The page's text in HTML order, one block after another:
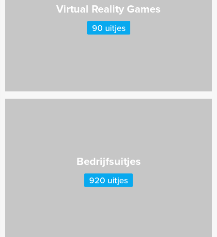
Virtual Reality Games
90 uitjes
Bedrijfsuitjes
920 uitjes